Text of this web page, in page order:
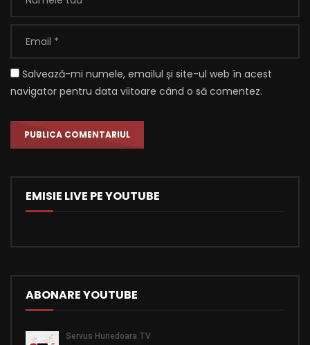
Salvează-mi numele, emailul și site-ul web în acest
navigator pentru data viitoare când o să comentez.
EMISIE LIVE PE YOUTUBE
ABONARE YOUTUBE